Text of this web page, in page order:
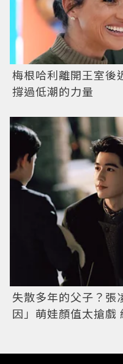
梅根哈利離開王室後
撐過低潮的力量
失散多年的父子？張
因」萌娃顏值太搶戲